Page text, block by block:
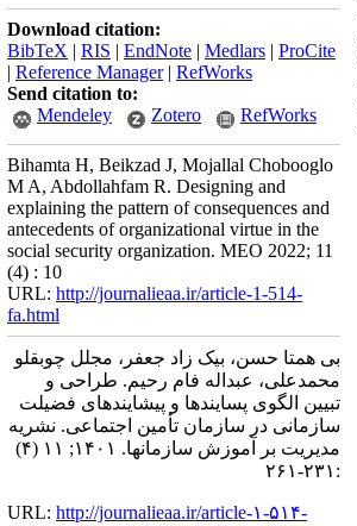
Download citation:
BibTeX | RIS | EndNote | Medlars | ProCite
| Reference Manager| RefWorks
Send citation to:
Mendeley
Zotero RefWorks
Bihamta H, Beikzad J, Mojallal Chobooglo
M A, Abdollahfam R. Designing and
explaining the pattern of consequences and
antecedents of organizational virtue in the
social security organization. MEO 2022; 11
(4) : 10
URL: http://journalieaa.ir/article-1-514-
fa.html
بی همتا حسن، بیک زاد جعفر، مجلل چوبقلو
محمدعلی، عبداله فام رحیم. طراحی و
تبیین الگوی پسایندها و پیشایندهای فضیلت
سازمانی در سازمان تأمین اجتماعی. نشریه
مديريت بر آموزش سازمانها. ۱۴۰۱; ۱۱ (۴)
:۲۳۱-۲۶۱
URL: http://journalieaa.ir/article-۱-۵۱۴-